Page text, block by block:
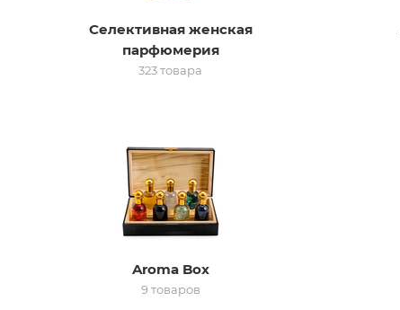
Селективная женская
парфюмерия
323 товара
Aroma Box
9 товаров